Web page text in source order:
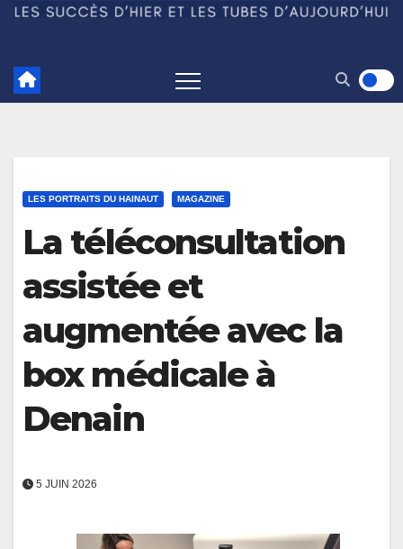
LES PORTRAITS DU HAINAUT MAGAZINE
La téléconsultation
assistée et
augmentée avec la
box médicale à
Denain
5 JUIN 2026